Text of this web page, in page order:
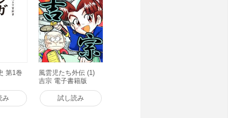
第1巻
み
風雲児たち外伝 (1)
吉宗 電子書籍版
試し読み